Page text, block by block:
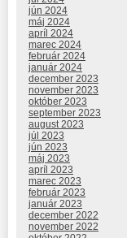
jún 2024
máj 2024
apríl 2024
marec 2024
február 2024
január 2024
december 2023
november 2023
október 2023
september 2023
august 2023
júl 2023
jún 2023
máj 2023
apríl 2023
marec 2023
február 2023
január 2023
december 2022
november 2022